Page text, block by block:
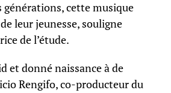
générations, cette musique
leur jeunesse, souligne
de l’étude.
et donné naissance à de
Rengifo, co-producteur du